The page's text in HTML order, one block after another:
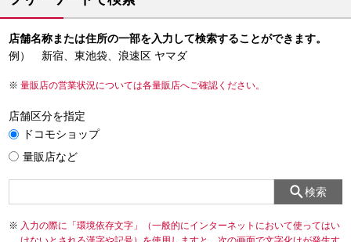
店舗名称または住所の一部を入力して検索することができます。
例） 新宿、東池袋、浪速区 ヤマダ
量販店の営業状況については各量販店へご確認ください。
店舗区分を指定
ドコモショップ
量販店など
検索
入力の際に「環境依存文字」（一般的にインターネットにおいて使ってはい